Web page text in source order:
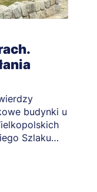
budynki u
Szlaku